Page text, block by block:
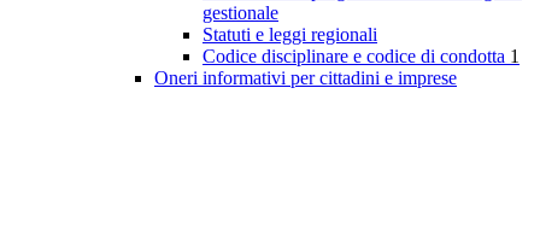
gestionale
Statuti e leggi regionali
Codice disciplinare e codice di condotta 1
Oneri informativi per cittadini e imprese